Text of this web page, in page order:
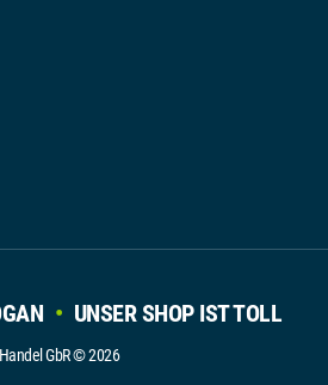
• UNSER SHOP IST TOLL
GbR © 2026